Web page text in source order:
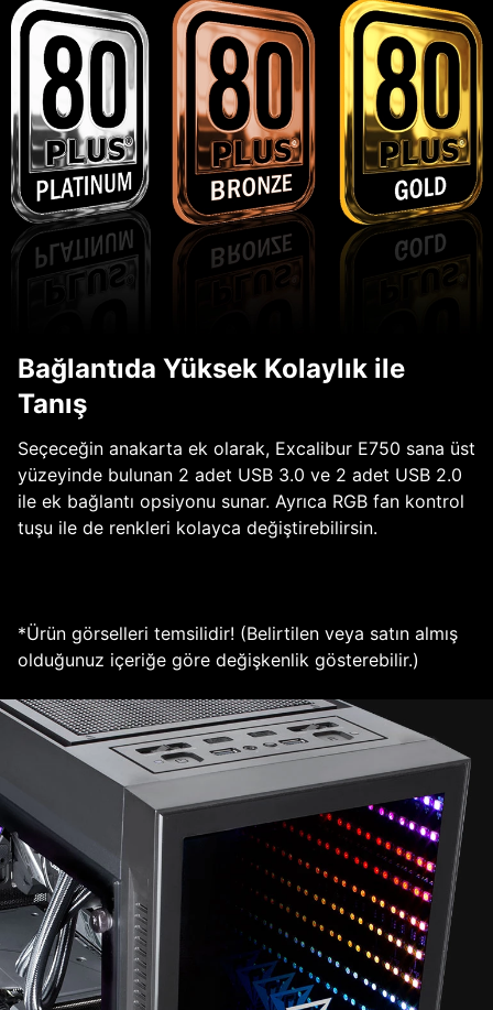
Bağlantıda Yüksek Kolaylık ile
Tanış
Seçeceğin anakarta ek olarak, Excalibur E750 sana üst
yüzeyinde bulunan 2 adet USB 3.0 ve 2 adet USB 2.0
ile ek bağlantı opsiyonu sunar. Ayrıca RGB fan kontrol
tuşu ile de renkleri kolayca değiştirebilirsin.
*Ürün görselleri temsilidir! (Belirtilen veya satın almış
olduğunuz içeriğe göre değişkenlik gösterebilir.)